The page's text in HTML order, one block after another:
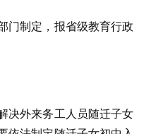
门制定，报省级教育行政
决外来务工人员随迁子女